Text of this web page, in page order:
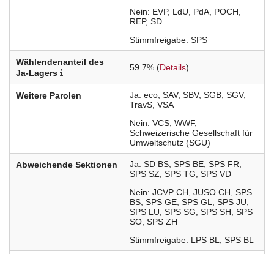
Nein
EVP LdU PdA POCH
REP SD
Stimmfreigabe SPS
Wählendenanteil des
Ja-Lagers
59.7% (Details)
Weitere Parolen Ja eco SAV SBV SGB SGV
TravS VSA
Nein VCS WWF
Schweizerische Gesellschaft für
Umweltschutz (SGU)
Abweichende Sektionen Ja SD BS SPS BE SPS FR
SPS SZ SPS TG SPS VD
Nein JCVP CH JUSO CH SPS
BS SPS GE SPS GL SPS JU
SPS LU SPS SG SPS SH SPS
SO SPS ZH
Stimmfreigabe LPS BL SPS BL